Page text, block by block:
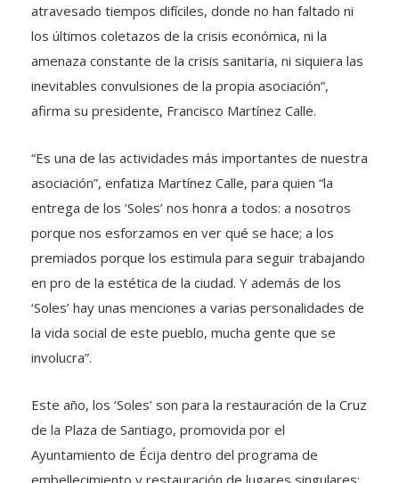
atravesado tiempos difíciles, donde no han faltado ni
los últimos coletazos de la crisis económica, ni la
amenaza constante de la crisis sanitaria, ni siquiera las
inevitables convulsiones de la propia asociación”,
afirma su presidente, Francisco Martínez Calle.
“Es una de las actividades más importantes de nuestra
asociación”, enfatiza Martínez Calle, para quien “la
entrega de los ‘Soles’ nos honra a todos: a nosotros
porque nos esforzamos en ver qué se hace; a los
premiados porque los estimula para seguir trabajando
en pro de la estética de la ciudad. Y además de los
‘Soles’ hay unas menciones a varias personalidades de
la vida social de este pueblo, mucha gente que se
involucra”.
Este año, los ‘Soles’ son para la restauración de la Cruz
de la Plaza de Santiago, promovida por el
Ayuntamiento de Écija dentro del programa de
embellecimiento y restauración de lugares singulares;